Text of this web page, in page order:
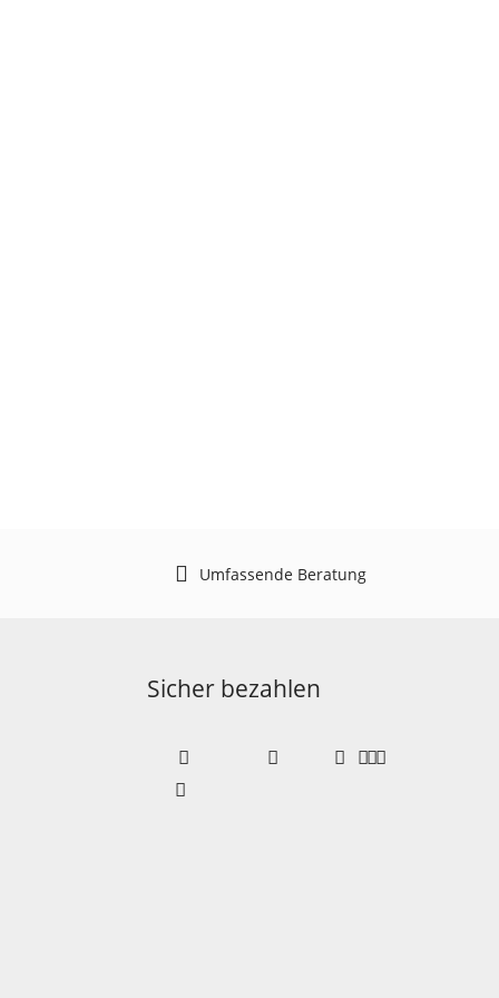
Umfassende Beratung
Sicher bezahlen